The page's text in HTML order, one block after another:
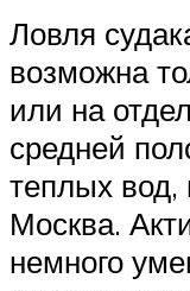
Ловля
возможна
или на
средней
теплых вод,
Москва.
немного